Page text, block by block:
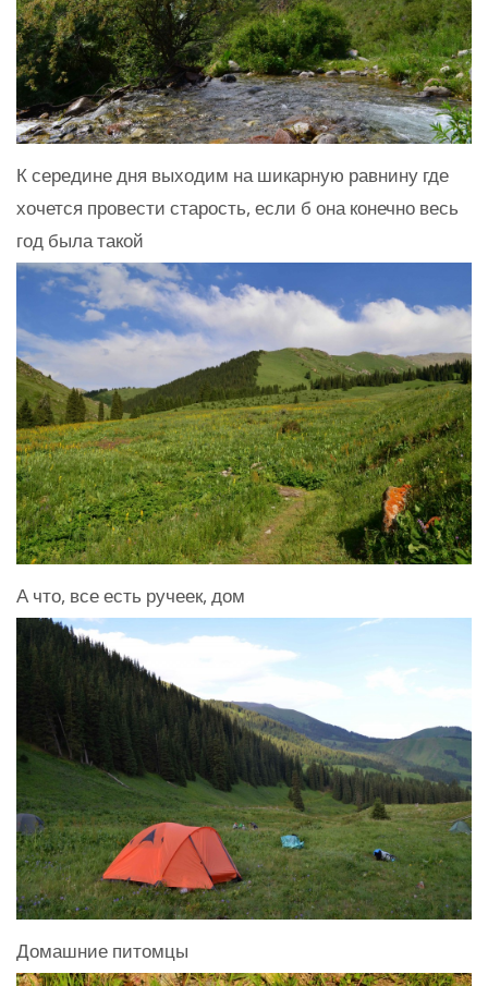
К середине дня выходим на шикарную равнину где
хочется провести старость, если б она конечно весь
год была такой
А что, все есть ручеек, дом
Домашние питомцы